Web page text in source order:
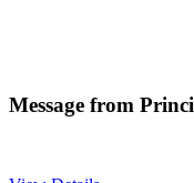
Message from